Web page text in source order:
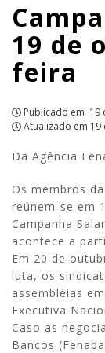
terça-
feira
|
APCEF/
19 de
feira
Publicado em 19
Atualizado em 19
Da Agência
Os membros
reúnem-se em
Campanha
acontece a
Em 20 de
luta, os
assembléias
Executiva
Caso as
Bancos